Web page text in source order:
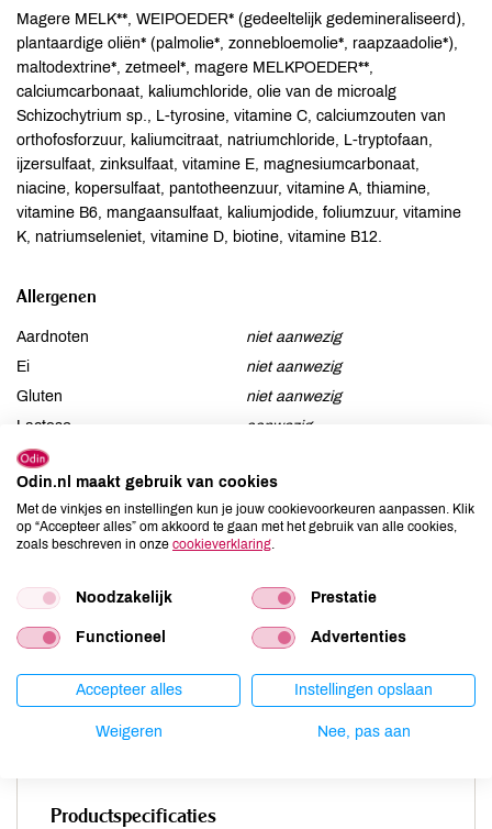
Magere MELK**, WEIPOEDER* (gedeeltelijk gedemineraliseerd),
plantaardige oliën* (palmolie*, zonnebloemolie*, raapzaadolie*),
maltodextrine*, zetmeel*, magere MELKPOEDER**,
calciumcarbonaat, kaliumchloride, olie van de microalg
Schizochytrium sp., L-tyrosine, vitamine C, calciumzouten van
orthofosforzuur, kaliumcitraat, natriumchloride, L-tryptofaan,
ijzersulfaat, zinksulfaat, vitamine E, magnesiumcarbonaat,
niacine, kopersulfaat, pantotheenzuur, vitamine A, thiamine,
vitamine B6, mangaansulfaat, kaliumjodide, foliumzuur, vitamine
K, natriumseleniet, vitamine D, biotine, vitamine B12.
Allergenen
Aardnoten
niet aanwezig
Ei
niet aanwezig
Gluten
niet aanwezig
Lactose
aanwezig
Lupine
Mosterd
niet aanwezig
Noten
niet aanwezig
Schaaldieren
niet aanwezig
Sesam
niet aanwezig
Soja
niet aanwezig
Weekdieren
niet aanwezig
Productspecificaties
Odin.nl maakt gebruik van cookies
Met de vinkjes en instellingen kun je jouw cookievoorkeuren aanpassen. Klik
op “Accepteer alles” om akkoord te gaan met het gebruik van alle cookies,
zoals beschreven in onze cookieverklaring
Noodzakelijk Prestatie
Functioneel Advertenties
Accepteer alles Instellingen opslaan
Weigeren Nee, pas aan